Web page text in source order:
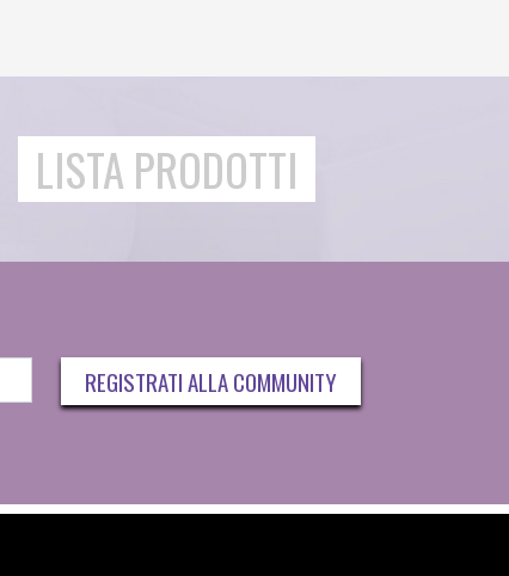
LISTA PRODOTTI
REGISTRATI ALLA COMMUNITY